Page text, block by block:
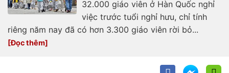
32.000 giáo viên ở Hàn Quốc nghỉ
việc trước tuổi nghỉ hưu, chỉ tính
riêng năm nay đã có hơn 3.300 giáo viên rời bỏ...